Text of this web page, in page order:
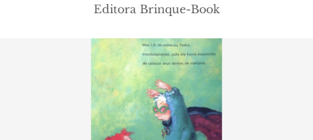
Editora Brinque-Book